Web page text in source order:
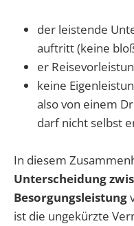
der leistende
auftritt (keine
er
keine
also von einem
darf nicht selbst
In diesem
Unterscheidung
Besorgungsleistung
ist die ungekürzte